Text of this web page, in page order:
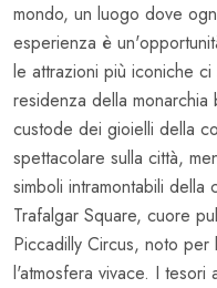
mondo, un luogo dove
esperienza è
le attrazioni più iconiche
residenza della
custode dei gioielli della
spettacolare sulla città,
simboli intramontabili
Trafalgar Square, cuore
Piccadilly Circus, noto
l'atmosfera vivace. I tesori